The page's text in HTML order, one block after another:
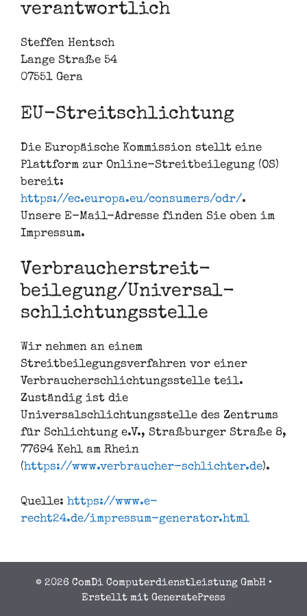
verantwortlich
Steffen Hentsch
Lange Straße 54
07551 Gera
EU-Streitschlichtung
Die Europäische Kommission stellt eine
Plattform zur Online-Streitbeilegung (OS)
bereit:
https://ec.europa.eu/consumers/odr/.
Unsere E-Mail-Adresse finden Sie oben im
Impressum.
Verbraucher­streit­
beilegung/Universal­
schlichtungs­stelle
Wir nehmen an einem
Streitbeilegungsverfahren vor einer
Verbraucherschlichtungsstelle teil.
Zuständig ist die
Universalschlichtungsstelle des Zentrums
für Schlichtung e.V., Straßburger Straße 8,
77694 Kehl am Rhein
(https://www.verbraucher-schlichter.de).
Quelle: https://www.e-
recht24.de/impressum-generator.html
© 2026 ComDi Computerdienstleistung GmbH •
Erstellt mit GeneratePress